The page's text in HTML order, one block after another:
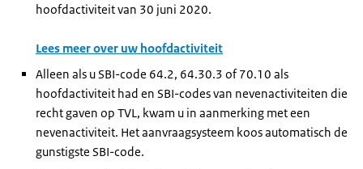
hoofdactiviteit van 30 juni 2020.
Lees meer over uw hoofdactiviteit
Alleen als u SBI-code 64.2, 64.30.3 of 70.10 als
hoofdactiviteit had en SBI-codes van nevenactiviteiten die
recht gaven op TVL, kwam u in aanmerking met een
nevenactiviteit. Het aanvraagsysteem koos automatisch de
gunstigste SBI-code.